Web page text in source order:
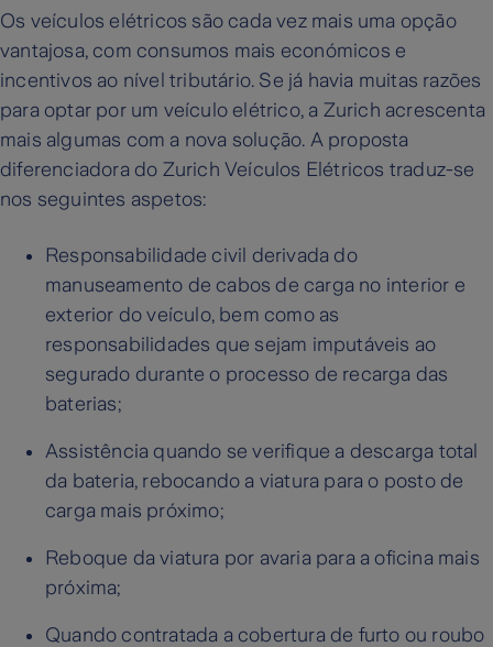
Os veículos elétricos são cada vez mais uma opção
vantajosa, com consumos mais económicos e
incentivos ao nível tributário. Se já havia muitas razões
para optar por um veículo elétrico, a Zurich acrescenta
mais algumas com a nova solução. A proposta
diferenciadora do Zurich Veículos Elétricos traduz-se
nos seguintes aspetos:
Responsabilidade civil derivada do
manuseamento de cabos de carga no interior e
exterior do veículo, bem como as
responsabilidades que sejam imputáveis ao
segurado durante o processo de recarga das
baterias;
Assistência quando se verifique a descarga total
da bateria, rebocando a viatura para o posto de
carga mais próximo;
Reboque da viatura por avaria para a oficina mais
próxima;
Quando contratada a cobertura de furto ou roubo